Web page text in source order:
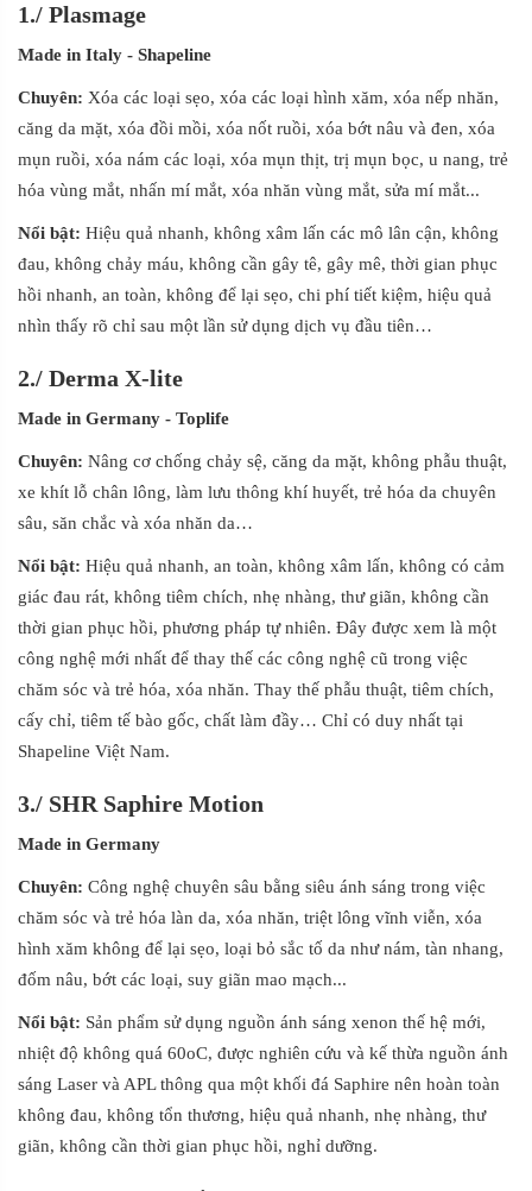
1./ Plasmage
Made in Italy - Shapeline
Chuyên: Xóa các loại sẹo, xóa các loại hình xăm, xóa nếp nhăn,
căng da mặt, xóa đồi mồi, xóa nốt ruồi, xóa bớt nâu và đen, xóa
mụn ruồi, xóa nám các loại, xóa mụn thịt, trị mụn bọc, u nang, trẻ
hóa vùng mắt, nhấn mí mắt, xóa nhăn vùng mắt, sửa mí mắt...
Nổi bật: Hiệu quả nhanh, không xâm lấn các mô lân cận, không
đau, không chảy máu, không cần gây tê, gây mê, thời gian phục
hồi nhanh, an toàn, không để lại sẹo, chi phí tiết kiệm, hiệu quả
nhìn thấy rõ chỉ sau một lần sử dụng dịch vụ đầu tiên…
2./ Derma X-lite
Made in Germany - Toplife
Chuyên: Nâng cơ chống chảy sệ, căng da mặt, không phẫu thuật,
xe khít lỗ chân lông, làm lưu thông khí huyết, trẻ hóa da chuyên
sâu, săn chắc và xóa nhăn da…
Nổi bật: Hiệu quả nhanh, an toàn, không xâm lấn, không có cảm
giác đau rát, không tiêm chích, nhẹ nhàng, thư giãn, không cần
thời gian phục hồi, phương pháp tự nhiên. Đây được xem là một
công nghệ mới nhất để thay thế các công nghệ cũ trong việc
chăm sóc và trẻ hóa, xóa nhăn. Thay thế phẫu thuật, tiêm chích,
cấy chỉ, tiêm tế bào gốc, chất làm đầy… Chỉ có duy nhất tại
Shapeline Việt Nam.
3./ SHR Saphire Motion
Made in Germany
Chuyên: Công nghệ chuyên sâu bằng siêu ánh sáng trong việc
chăm sóc và trẻ hóa làn da, xóa nhăn, triệt lông vĩnh viễn, xóa
hình xăm không để lại sẹo, loại bỏ sắc tố da như nám, tàn nhang,
đốm nâu, bớt các loại, suy giãn mao mạch...
Nổi bật: Sản phẩm sử dụng nguồn ánh sáng xenon thế hệ mới,
nhiệt độ không quá 60oC, được nghiên cứu và kế thừa nguồn ánh
sáng Laser và APL thông qua một khối đá Saphire nên hoàn toàn
không đau, không tổn thương, hiệu quả nhanh, nhẹ nhàng, thư
giãn, không cần thời gian phục hồi, nghỉ dưỡng.